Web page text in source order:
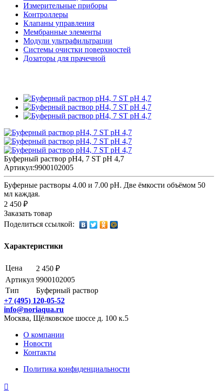
Измерительные приборы
Контроллеры
Клапаны управления
Мембранные элементы
Модули ультрафильтрации
Системы очистки поверхностей
Дозаторы для прачечной
Буферный раствор pH4, 7 ST pH 4,7
Артикул:9900102005
Буферные растворы 4.00 и 7.00 pH. Две ёмкости объёмом 50
мл каждая.
2 450 ₽
Заказать товар
Поделиться ссылкой:
Характеристики
Цена
2 450 ₽
Артикул 9900102005
Тип
Буферный раствор
+7 (495) 120-05-52
info@noriaqua.ru
Москва, Щёлковское шоссе д. 100 к.5
О компании
Новости
Контакты
Политика конфиденциальности